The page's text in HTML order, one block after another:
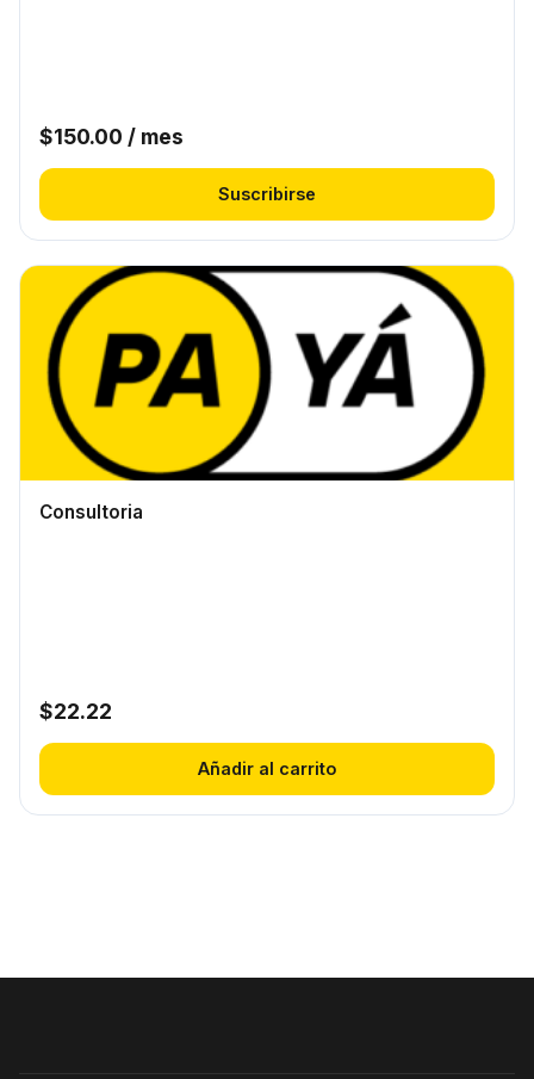
$150.00 / mes
Suscribirse
Consultoria
$22.22
Añadir al carrito